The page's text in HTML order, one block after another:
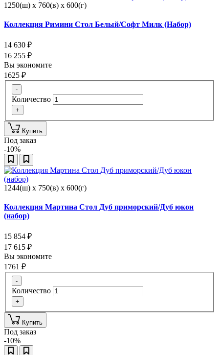
1250(ш) x 760(в) x 600(г)
Коллекция Римини Стол Белый/Софт Милк (Набор)
14 630 ₽
16 255 ₽
Вы экономите
1625 ₽
-
Количество
+
Купить
Под заказ
-10%
1244(ш) x 750(в) x 600(г)
Коллекция Мартина Стол Дуб приморский/Дуб юкон
(набор)
15 854 ₽
17 615 ₽
Вы экономите
1761 ₽
-
Количество
+
Купить
Под заказ
-10%